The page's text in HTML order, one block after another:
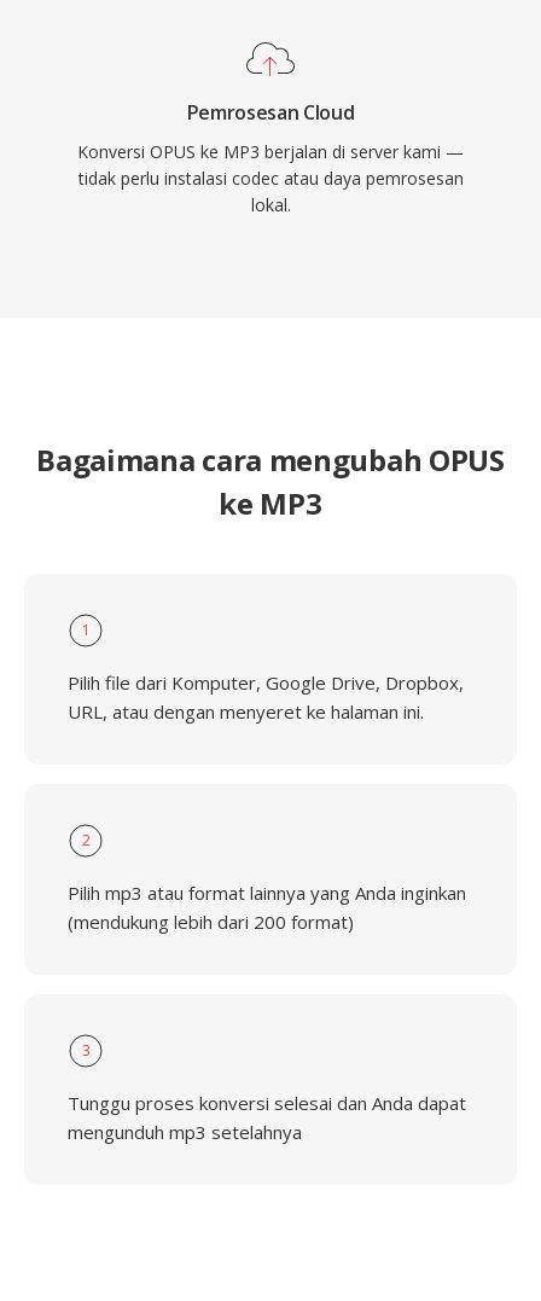
Pemrosesan Cloud
Konversi OPUS ke MP3 berjalan di server kami —
tidak perlu instalasi codec atau daya pemrosesan
lokal.
Bagaimana cara mengubah OPUS
ke MP3
1
Pilih file dari Komputer, Google Drive, Dropbox,
URL, atau dengan menyeret ke halaman ini.
2
Pilih mp3 atau format lainnya yang Anda inginkan
(mendukung lebih dari 200 format)
3
Tunggu proses konversi selesai dan Anda dapat
mengunduh mp3 setelahnya